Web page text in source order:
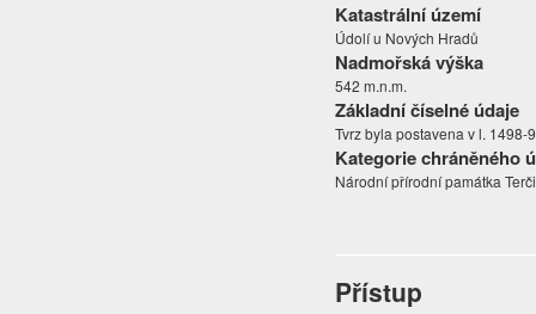
Katastrální území
Údolí u Nových Hradů
Nadmořská výška
542 m.n.m.
Základní číselné údaje
Tvrz byla postavena v l. 1498-
Kategorie chráněného
Národní přírodní památka
Přístup